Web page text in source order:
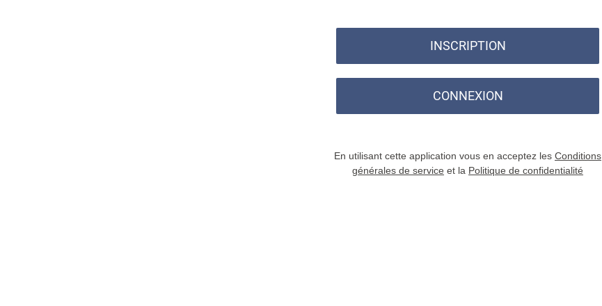
INSCRIPTION
CONNEXION
En utilisant cette application vous en acceptez les Conditions
générales de service et la Politique de confidentialité